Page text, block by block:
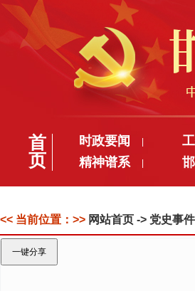
首
页
时政要闻
精神谱系
<< 当前位置：>> 网站首页 -> 党史事
一键分享